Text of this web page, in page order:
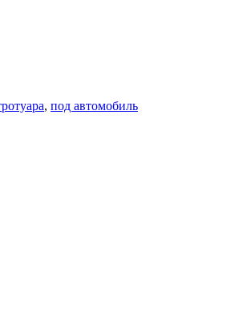
, под автомобиль